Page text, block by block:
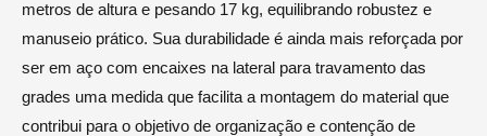
metros de altura e pesando 17 kg, equilibrando robustez e
manuseio prático. Sua durabilidade é ainda mais reforçada por
ser em aço com encaixes na lateral para travamento das
grades uma medida que facilita a montagem do material que
contribui para o objetivo de organização e contenção de